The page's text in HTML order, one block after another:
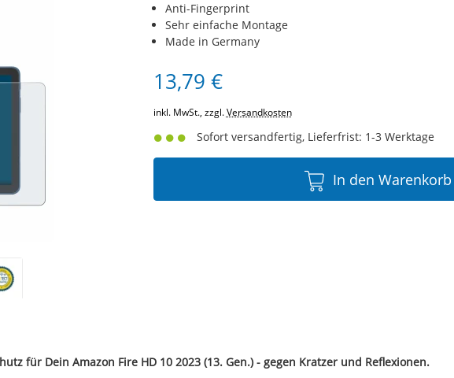
Anti-Fingerprint
Sehr einfache Montage
Made in Germany
13,79 €
inkl. MwSt., zzgl.Versandkosten
Sofort versandfertig, Lieferfrist: 1-3 Werktage
In den Warenkorb
für Dein Amazon Fire HD 10 2023 (13. Gen.) - gegen Kratzer und Reflexionen.